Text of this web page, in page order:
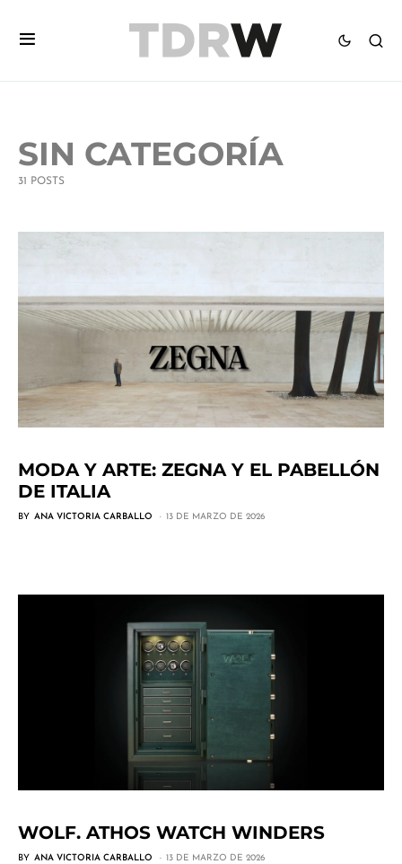
SIN CATEGORÍA
31 POSTS
MODA Y ARTE: ZEGNA Y EL PABELLÓN
DE ITALIA
BY ANA VICTORIA CARBALLO 13 DE MARZO DE 2026
WOLF. ATHOS WATCH WINDERS
BY ANA VICTORIA CARBALLO 13 DE MARZO DE 2026